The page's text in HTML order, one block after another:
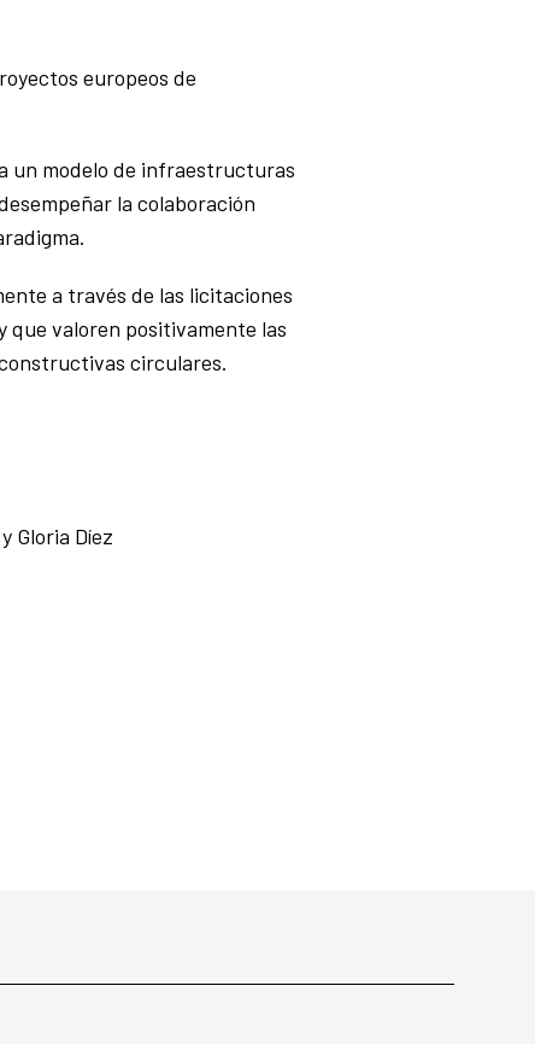
europeos de
un modelo de infraestructuras
la colaboración
a través de las licitaciones
que valoren positivamente las
circulares.
Gloria Díez